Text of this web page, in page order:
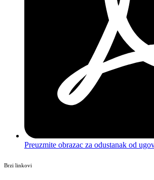
Preuzmite obrazac za odustanak od
Brzi linkovi